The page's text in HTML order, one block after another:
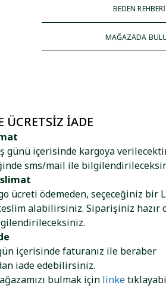
BEDEN REHBERİ
MAĞAZADA
ÜCRETSIZ İADE
günü içerisinde kargoya
sms/mail ile
ücreti ödemeden, seçeceğiniz bir
alabilirsiniz. Siparişiniz hazır
içerisinde faturanız ile beraber
iade edebilirsiniz.
bulmak için linke